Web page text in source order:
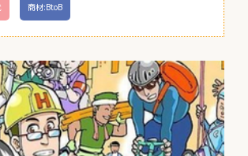
商材:BtoB